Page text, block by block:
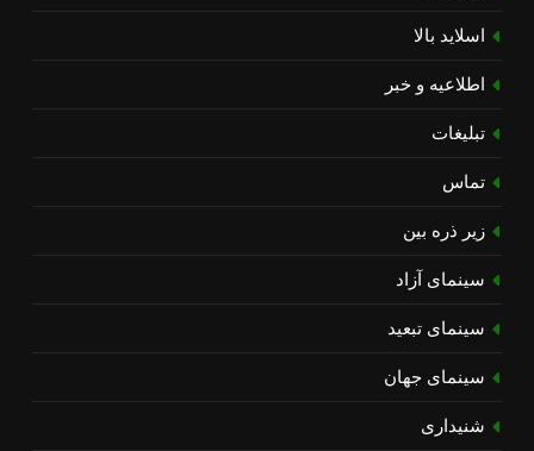
اسلاید بالا
اطلاعیه و خبر
تبلیغات
تماس
زیر ذره بین
سینمای آزاد
سینمای تبعید
سینمای جهان
شنیداری